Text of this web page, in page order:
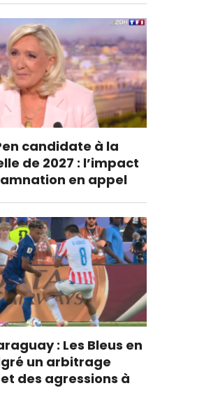
candidate à la
de 2027 : l’impact
en appel
: Les Bleus en
un arbitrage
des agressions à